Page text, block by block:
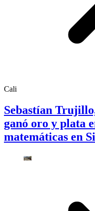
Cali
Sebastían
ganó oro y plata
matemáticas en